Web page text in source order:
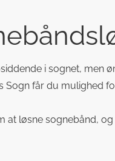
i sognet, men
Sogn får du mulighed
at løsne sognebånd, og